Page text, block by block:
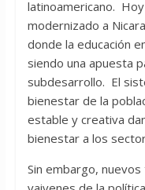
latinoamericano.
modernizado a
donde la educación
siendo una apuesta
subdesarrollo. El
bienestar de la
estable y creativa
bienestar a los
Sin embargo,